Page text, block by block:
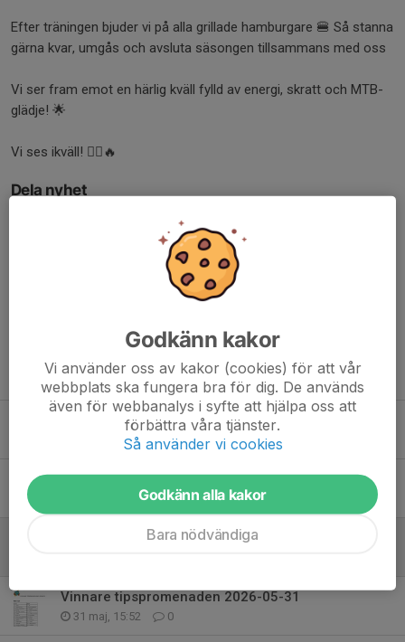
Efter träningen bjuder vi på alla grillade hamburgare 🍔 Så stanna
gärna kvar, umgås och avsluta säsongen tillsammans med oss
Vi ser fram emot en härlig kväll fylld av energi, skratt och MTB-
glädje! 🌟
Vi ses ikväll! 🚴‍♂️🔥
Dela nyhet
Tidigare nyheter
Poängjakt MTB
24 jun, 18:07 0
Medhjälpare sökes 13/6
0
Säsongsavslutning MTB 🔥🍔
Vinnare tipspromenaden 2026-05-31
31 maj, 15:52 0
Godkänn kakor
Vi använder oss av kakor (cookies) för att vår
webbplats ska fungera bra för dig. De används
även för webbanalys i syfte att hjälpa oss att
förbättra våra tjänster.
Så använder vi cookies
Godkänn alla kakor
Bara nödvändiga